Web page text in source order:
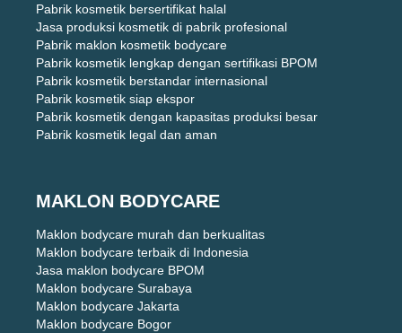
Pabrik kosmetik bersertifikat halal
Jasa produksi kosmetik di pabrik profesional
Pabrik maklon kosmetik bodycare
Pabrik kosmetik lengkap dengan sertifikasi BPOM
Pabrik kosmetik berstandar internasional
Pabrik kosmetik siap ekspor
Pabrik kosmetik dengan kapasitas produksi besar
Pabrik kosmetik legal dan aman
MAKLON BODYCARE
Maklon bodycare murah dan berkualitas
Maklon bodycare terbaik di Indonesia
Jasa maklon bodycare BPOM
Maklon bodycare Surabaya
Maklon bodycare Jakarta
Maklon bodycare Bogor